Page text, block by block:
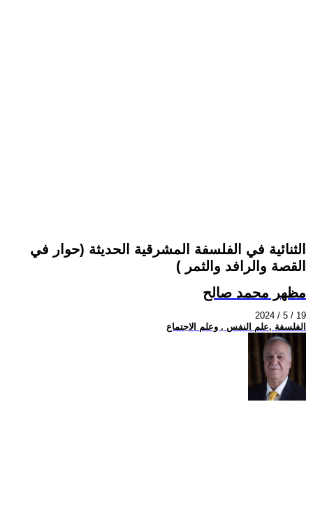
الثنائية في الفلسفة المشرقية الحديثة (حوار في
القصة والرافد والثمر )
مظهر محمد صالح
2024 / 5 / 19
الفلسفة ,علم النفس , وعلم الاجتماع